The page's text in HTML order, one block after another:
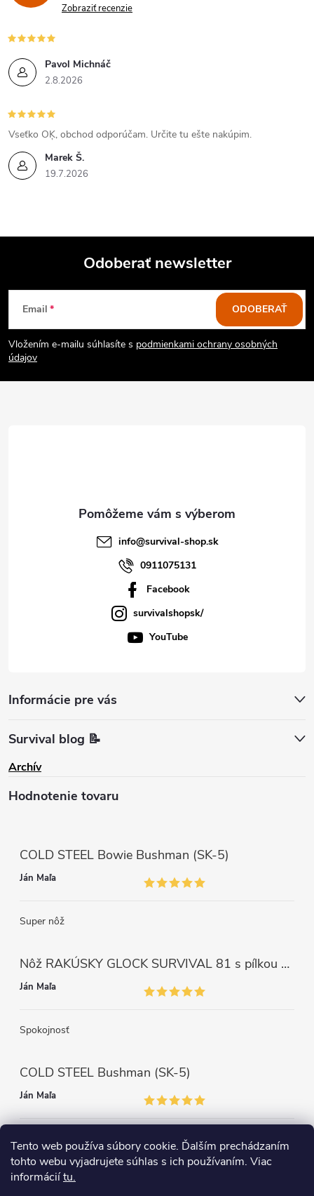
Tento web používa súbory cookie. Ďalším prechádzaním
tohto webu vyjadrujete súhlas s ich používaním. Viac
informáciítu.
Zobraziť recenzie
Pavol Michnáč
2.8.2026
Marek Š.
19.7.2026
Vseťko OĶ, obchod odporúčam. Určite tu ešte nakúpim.
Z
á
p
Odoberať newsletter
Email
Vložením e-mailu súhlasíte s podmienkami ochrany osobných
údajov
ODOBERAŤ
info@survival-shop.sk
0911075131
Facebook
survivalshopsk/
YouTube
Informácie pre vás
Survival blog 📝
Archív
Hodnotenie tovaru
COLD STEEL Bowie Bushman (SK-5)
Ján Maľa
Super nôž
Nôž RAKÚSKY GLOCK SURVIVAL 81 s pílkou ZELENÝ
Ján Maľa
Spokojnosť
COLD STEEL Bushman (SK-5)
Ján Maľa
Môžem len povedať super,super a super nôž